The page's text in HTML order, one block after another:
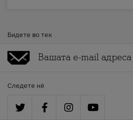
Бидете во тек
Следете нè